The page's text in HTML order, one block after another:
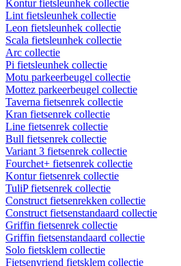
Kontur fietsleunhek collectie
Lint fietsleunhek collectie
Leon fietsleunhek collectie
Scala fietsleunhek collectie
Arc collectie
Pi fietsleunhek collectie
Motu parkeerbeugel collectie
Mottez parkeerbeugel collectie
Taverna fietsenrek collectie
Kran fietsenrek collectie
Line fietsenrek collectie
Bull fietsenrek collectie
Variant 3 fietsenrek collectie
Fourchet+ fietsenrek collectie
Kontur fietsenrek collectie
TuliP fietsenrek collectie
Construct fietsenrekken collectie
Construct fietsenstandaard collectie
Griffin fietsenrek collectie
Griffin fietsenstandaard collectie
Solo fietsklem collectie
Fietsenvriend fietsklem collectie